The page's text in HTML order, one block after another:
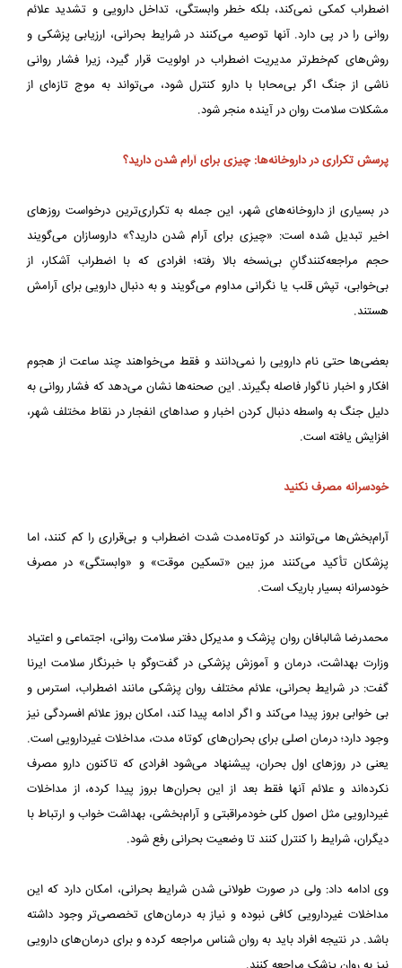
اضطراب کمکی نمی‌کند، بلکه خطر وابستگی، تداخل دارویی و تشدید علائم
روانی را در پی دارد. آنها توصیه می‌کنند در شرایط بحرانی، ارزیابی پزشکی و
روش‌های کم‌خطرتر مدیریت اضطراب در اولویت قرار گیرد، زیرا فشار روانی
ناشی از جنگ اگر بی‌محابا با دارو کنترل شود، می‌تواند به موج تازه‌ای از
مشکلات سلامت روان در آینده منجر شود.
پرسش تکراری در داروخانه‌ها: چیزی برای آرام شدن دارید؟
در بسیاری از داروخانه‌های شهر، این جمله به تکراری‌ترین درخواست روزهای
اخیر تبدیل شده است: «چیزی برای آرام شدن دارید؟» داروسازان می‌گویند
حجم مراجعه‌کنندگانِ بی‌نسخه بالا رفته؛ افرادی که با اضطراب آشکار، از
بی‌خوابی، تپش قلب یا نگرانی مداوم می‌گویند و به دنبال دارویی برای آرامش
هستند.
بعضی‌ها حتی نام دارویی را نمی‌دانند و فقط می‌خواهند چند ساعت از هجوم
افکار و اخبار ناگوار فاصله بگیرند. این صحنه‌ها نشان می‌دهد که فشار روانی به
دلیل جنگ به واسطه دنبال کردن اخبار و صداهای انفجار در نقاط مختلف شهر،
افزایش یافته است.
خودسرانه مصرف نکنید
آرام‌بخش‌ها می‌توانند در کوتاه‌مدت شدت اضطراب و بی‌قراری را کم کنند، اما
پزشکان تأکید می‌کنند مرز بین «تسکین موقت» و «وابستگی» در مصرف
خودسرانه بسیار باریک است.
محمدرضا شالبافان روان پزشک و مدیرکل دفتر سلامت روانی، اجتماعی و اعتیاد
وزارت بهداشت، درمان و آموزش پزشکی در گفت‌وگو با خبرنگار سلامت ایرنا
گفت: در شرایط بحرانی، علائم مختلف روان پزشکی مانند اضطراب، استرس و
بی خوابی بروز پیدا می‌کند و اگر ادامه پیدا کند، امکان بروز علائم افسردگی نیز
وجود دارد؛ درمان اصلی برای بحران‌های کوتاه مدت، مداخلات غیردارویی است.
یعنی در روزهای اول بحران، پیشنهاد می‌شود افرادی که تاکنون دارو مصرف
نکرده‌اند و علائم آنها فقط بعد از این بحران‌ها بروز پیدا کرده، از مداخلات
غیردارویی مثل اصول کلی خودمراقبتی و آرام‌بخشی، بهداشت خواب و ارتباط با
دیگران، شرایط را کنترل کنند تا وضعیت بحرانی رفع شود.
وی ادامه داد: ولی در صورت طولانی شدن شرایط بحرانی، امکان دارد که این
مداخلات غیردارویی کافی نبوده و نیاز به درمان‌های تخصصی‌تر وجود داشته
باشد. در نتیجه افراد باید به روان شناس مراجعه کرده و برای درمان‌های دارویی